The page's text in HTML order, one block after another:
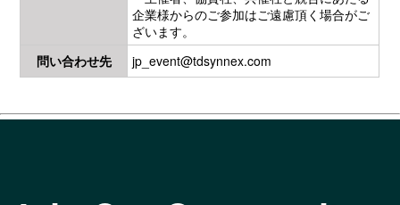
企業様からのご参加はご遠慮頂く場合がご
ざいます。
問い合わせ先
jp_event@tdsynnex.com